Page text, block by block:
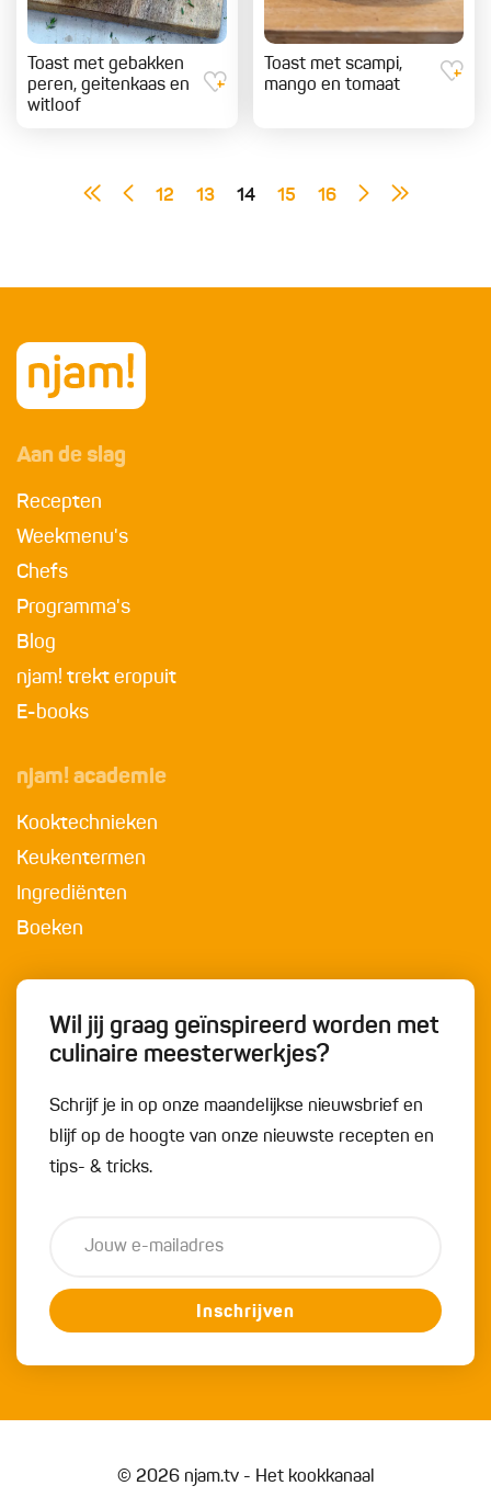
Toast met gebakken
peren, geitenkaas en
witloof
Toast met scampi,
mango en tomaat
12 13 14 15 16
Aan de slag
Recepten
Weekmenu's
Chefs
Programma's
Blog
njam! trekt eropuit
E-books
njam! academie
Kooktechnieken
Keukentermen
Ingrediënten
Boeken
Wil jij graag geïnspireerd worden met
culinaire meesterwerkjes?
Schrijf je in op onze maandelijkse nieuwsbrief en
blijf op de hoogte van onze nieuwste recepten en
tips- & tricks.
Inschrijven
© 2026 njam.tv - Het kookkanaal